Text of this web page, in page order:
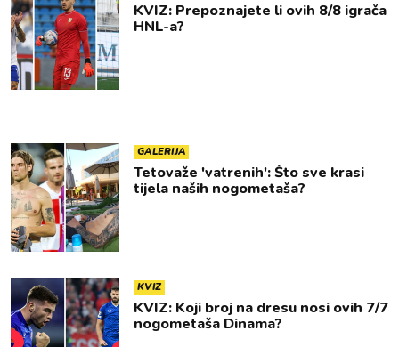
KVIZ: Prepoznajete li ovih 8/8 igrača
HNL-a?
GALERIJA
Tetovaže 'vatrenih': Što sve krasi
tijela naših nogometaša?
KVIZ
KVIZ: Koji broj na dresu nosi ovih 7/7
nogometaša Dinama?